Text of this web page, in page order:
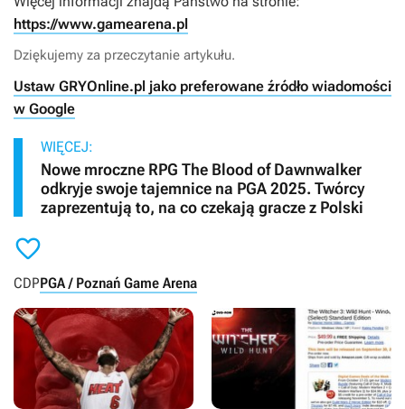
https://www.gamearena.pl
Dziękujemy za przeczytanie artykułu.
Ustaw GRYOnline.pl jako preferowane źródło wiadomości
w Google
WIĘCEJ:
Nowe mroczne RPG The Blood of Dawnwalker
odkryje swoje tajemnice na PGA 2025. Twórcy
zaprezentują to, na co czekają gracze z Polski

CDPPGA / Poznań Game Arena